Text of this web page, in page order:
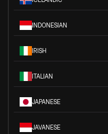
INDONESIAN
IRISH
ITALIAN
JAPANESE
JAVANESE